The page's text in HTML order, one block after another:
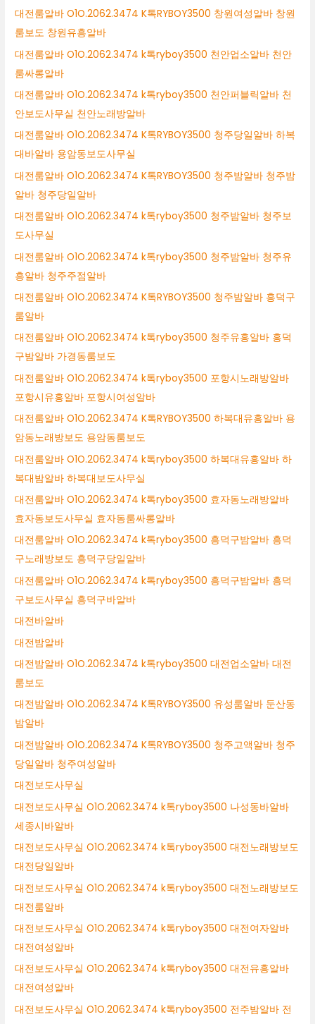
대전룸알바 O1O.2062.3474 K톡RYBOY3500 창원여성알바 창원
룸보도 창원유흥알바
대전룸알바 O1O.2062.3474 k톡ryboy3500 천안업소알바 천안
룸싸롱알바
대전룸알바 O1O.2062.3474 k톡ryboy3500 천안퍼블릭알바 천
안보도사무실 천안노래방알바
대전룸알바 O1O.2062.3474 K톡RYBOY3500 청주당일알바 하복
대바알바 용암동보도사무실
대전룸알바 O1O.2062.3474 K톡RYBOY3500 청주밤알바 청주밤
알바 청주당일알바
대전룸알바 O1O.2062.3474 k톡ryboy3500 청주밤알바 청주보
도사무실
대전룸알바 O1O.2062.3474 k톡ryboy3500 청주밤알바 청주유
흥알바 청주주점알바
대전룸알바 O1O.2062.3474 K톡RYBOY3500 청주밤알바 흥덕구
룸알바
대전룸알바 O1O.2062.3474 k톡ryboy3500 청주유흥알바 흥덕
구밤알바 가경동룸보도
대전룸알바 O1O.2062.3474 k톡ryboy3500 포항시노래방알바
포항시유흥알바 포항시여성알바
대전룸알바 O1O.2062.3474 K톡RYBOY3500 하복대유흥알바 용
암동노래방보도 용암동룸보도
대전룸알바 O1O.2062.3474 k톡ryboy3500 하복대유흥알바 하
복대밤알바 하복대보도사무실
대전룸알바 O1O.2062.3474 k톡ryboy3500 효자동노래방알바
효자동보도사무실 효자동룸싸롱알바
대전룸알바 O1O.2062.3474 k톡ryboy3500 흥덕구밤알바 흥덕
구노래방보도 흥덕구당일알바
대전룸알바 O1O.2062.3474 k톡ryboy3500 흥덕구밤알바 흥덕
구보도사무실 흥덕구바알바
대전바알바
대전밤알바
대전밤알바 O1O.2062.3474 k톡ryboy3500 대전업소알바 대전
룸보도
대전밤알바 O1O.2062.3474 K톡RYBOY3500 유성룸알바 둔산동
밤알바
대전밤알바 O1O.2062.3474 K톡RYBOY3500 청주고액알바 청주
당일알바 청주여성알바
대전보도사무실
대전보도사무실 O1O.2062.3474 k톡ryboy3500 나성동바알바
세종시바알바
대전보도사무실 O1O.2062.3474 k톡ryboy3500 대전노래방보도
대전당일알바
대전보도사무실 O1O.2062.3474 k톡ryboy3500 대전노래방보도
대전룸알바
대전보도사무실 O1O.2062.3474 k톡ryboy3500 대전여자알바
대전여성알바
대전보도사무실 O1O.2062.3474 k톡ryboy3500 대전유흥알바
대전여성알바
대전보도사무실 O1O.2062.3474 k톡ryboy3500 전주밤알바 전